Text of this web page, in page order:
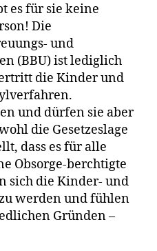
es für sie keine
Die
und
(BBU) ist lediglich
die Kinder und
und dürfen sie aber
die Gesetzeslage
dass es für alle
Obsorge-berchtigte
sich die Kinder- und
werden und fühlen
Gründen –